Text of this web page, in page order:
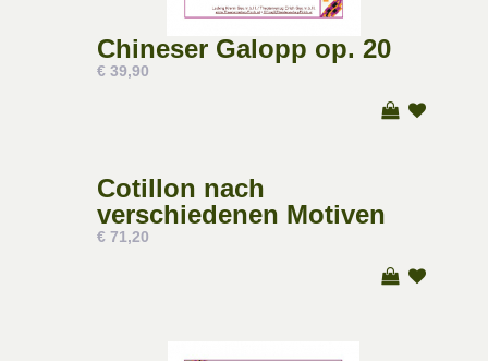
Chineser Galopp op. 20
€ 39,90
Cotillon nach
verschiedenen Motiven
€ 71,20